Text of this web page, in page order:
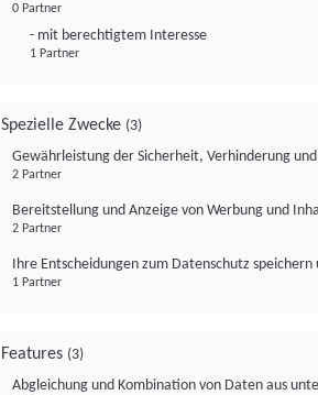
0 Partner
- mit berechtigtem Interesse
1 Partner
Spezielle Zwecke (3)
Gewährleistung der Sicherheit, Verhinderung
2 Partner
Bereitstellung und Anzeige von Werbung und
2 Partner
Ihre Entscheidungen zum Datenschutz
1 Partner
Features (3)
Abgleichung und Kombination von Daten aus